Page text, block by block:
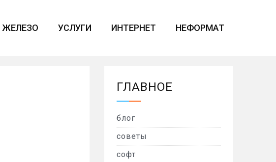
ЖЕЛЕЗО УСЛУГИ ИНТЕРНЕТ НЕФОРМАТ
ГЛАВНОЕ
блог
советы
софт